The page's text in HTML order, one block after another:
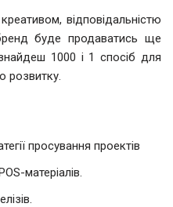
відповідальністю
буде продаватись ще
1000 і 1 спосіб для
розвитку.
просування проектів
матеріалів.